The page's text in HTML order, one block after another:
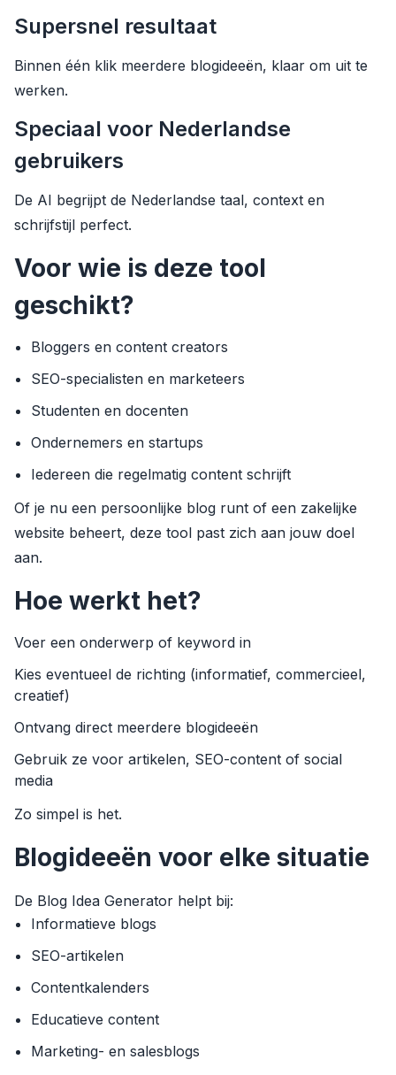
Supersnel resultaat
Binnen één klik meerdere blogideeën, klaar om uit te
werken.
Speciaal voor Nederlandse
gebruikers
De AI begrijpt de Nederlandse taal, context en
schrijfstijl perfect.
Voor wie is deze tool
geschikt?
Bloggers en content creators
SEO-specialisten en marketeers
Studenten en docenten
Ondernemers en startups
Iedereen die regelmatig content schrijft
Of je nu een persoonlijke blog runt of een zakelijke
website beheert, deze tool past zich aan jouw doel
aan.
Hoe werkt het?
Voer een onderwerp of keyword in
Kies eventueel de richting (informatief, commercieel,
creatief)
Ontvang direct meerdere blogideeën
Gebruik ze voor artikelen, SEO-content of social
media
Zo simpel is het.
Blogideeën voor elke situatie
De Blog Idea Generator helpt bij:
Informatieve blogs
SEO-artikelen
Contentkalenders
Educatieve content
Marketing- en salesblogs